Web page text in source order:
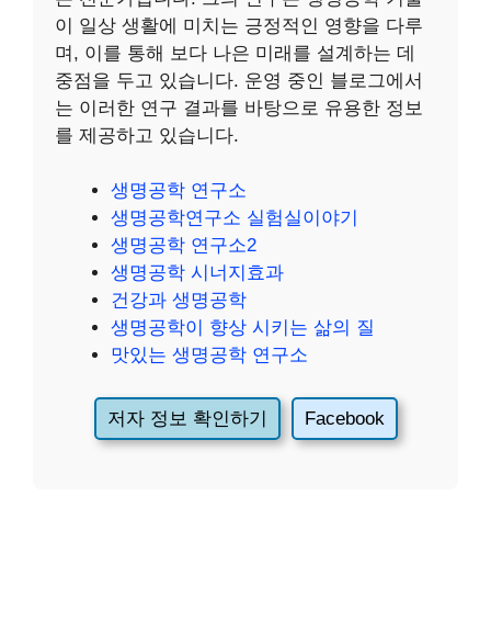
이 일상 생활에 미치는 긍정적인 영향을 다루
며, 이를 통해 보다 나은 미래를 설계하는 데
중점을 두고 있습니다. 운영 중인 블로그에서
는 이러한 연구 결과를 바탕으로 유용한 정보
를 제공하고 있습니다.
생명공학 연구소
생명공학연구소 실험실이야기
생명공학 연구소2
생명공학 시너지효과
건강과 생명공학
생명공학이 향상 시키는 삶의 질
맛있는 생명공학 연구소
저자 정보 확인하기 Facebook